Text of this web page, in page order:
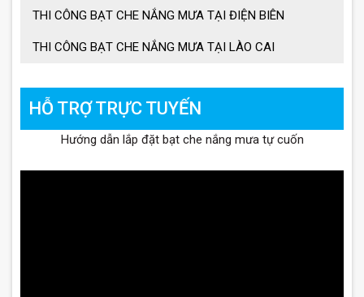
THI CÔNG BẠT CHE NẮNG MƯA TẠI ĐIỆN BIÊN
THI CÔNG BẠT CHE NẮNG MƯA TẠI LÀO CAI
HỖ TRỢ TRỰC TUYẾN
Hướng dẫn lắp đặt bạt che nắng mưa tự cuốn